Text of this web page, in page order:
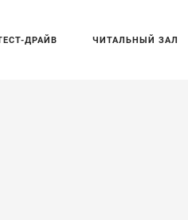
ДРАЙВ ЧИТАЛЬНЫЙ ЗАЛ